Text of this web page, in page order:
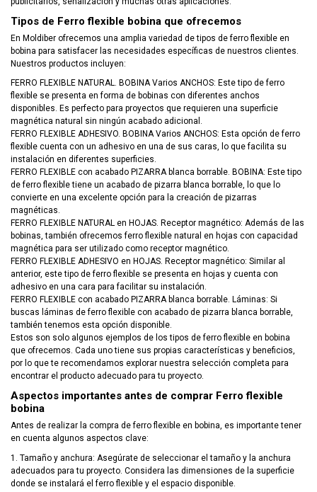
Tipos de Ferro flexible bobina que ofrecemos
En Moldiber ofrecemos una amplia variedad de tipos de ferro flexible en
bobina para satisfacer las necesidades específicas de nuestros clientes.
Nuestros productos incluyen:
FERRO FLEXIBLE NATURAL. BOBINA Varios ANCHOS: Este tipo de ferro
flexible se presenta en forma de bobinas con diferentes anchos
disponibles. Es perfecto para proyectos que requieren una superficie
magnética natural sin ningún acabado adicional.
FERRO FLEXIBLE ADHESIVO. BOBINA Varios ANCHOS: Esta opción de ferro
flexible cuenta con un adhesivo en una de sus caras, lo que facilita su
instalación en diferentes superficies.
FERRO FLEXIBLE con acabado PIZARRA blanca borrable. BOBINA: Este tipo
de ferro flexible tiene un acabado de pizarra blanca borrable, lo que lo
convierte en una excelente opción para la creación de pizarras
magnéticas.
FERRO FLEXIBLE NATURAL en HOJAS. Receptor magnético: Además de las
bobinas, también ofrecemos ferro flexible natural en hojas con capacidad
magnética para ser utilizado como receptor magnético.
FERRO FLEXIBLE ADHESIVO en HOJAS. Receptor magnético: Similar al
anterior, este tipo de ferro flexible se presenta en hojas y cuenta con
adhesivo en una cara para facilitar su instalación.
FERRO FLEXIBLE con acabado PIZARRA blanca borrable. Láminas: Si
buscas láminas de ferro flexible con acabado de pizarra blanca borrable,
también tenemos esta opción disponible.
Estos son solo algunos ejemplos de los tipos de ferro flexible en bobina
que ofrecemos. Cada uno tiene sus propias características y beneficios,
por lo que te recomendamos explorar nuestra selección completa para
encontrar el producto adecuado para tu proyecto.
Aspectos importantes antes de comprar Ferro flexible
bobina
Antes de realizar la compra de ferro flexible en bobina, es importante tener
en cuenta algunos aspectos clave:
1. Tamaño y anchura: Asegúrate de seleccionar el tamaño y la anchura
adecuados para tu proyecto. Considera las dimensiones de la superficie
donde se instalará el ferro flexible y el espacio disponible.